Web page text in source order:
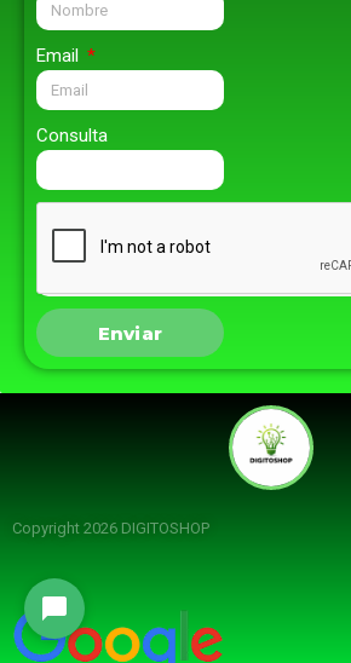
Email
Consulta
Enviar
Copyright 2026 DIGITOSHOP